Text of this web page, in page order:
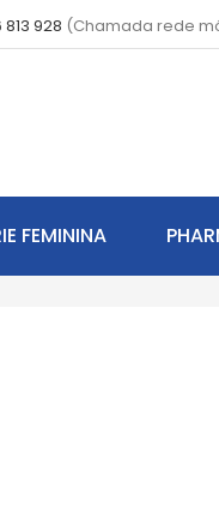
813 928 (Chamada rede
FEMININA